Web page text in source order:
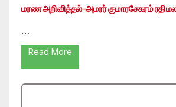
மரண அறிவித்தல்-அமரர் குமாரசேகரம் ரதிமலர்
…
Read More